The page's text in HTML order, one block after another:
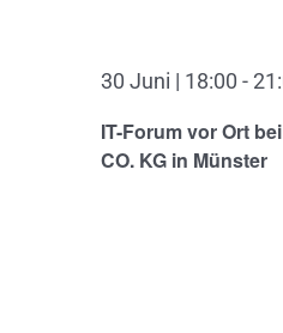
IT-Forum vor Ort
CO. KG in Münster
30 Juni | 18:00 -